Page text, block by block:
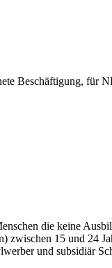
Beschäftigung, für
die keine
zwischen 15 und 24
und subsidiär